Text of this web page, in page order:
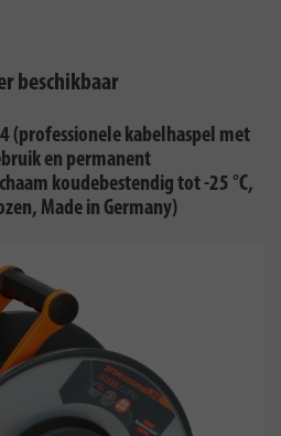
beschikbaar
(professionele kabelhaspel met
en permanent
koudebestendig tot -25 °C,
Made in Germany)